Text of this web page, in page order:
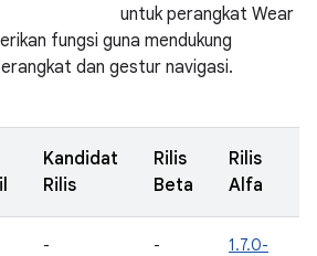
untuk perangkat Wear
fungsi guna mendukung
dan gestur navigasi.
Kandidat
Rilis
Rilis
Beta
Rilis
Alfa
- -
1.7.0-